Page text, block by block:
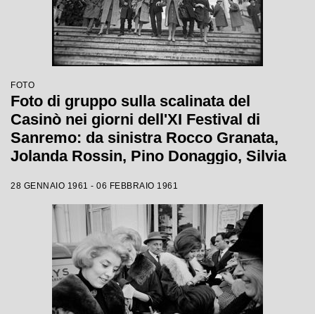
FOTO
Foto di gruppo sulla scalinata del
Casinò nei giorni dell'XI Festival di
Sanremo: da sinistra Rocco Granata,
Jolanda Rossin, Pino Donaggio, Silvia
Renis e Betty Curtis
28 GENNAIO 1961 - 06 FEBBRAIO 1961